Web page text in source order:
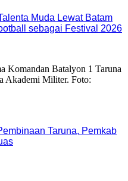
Muda Lewat Batam
sebagai Festival 2026
Taruna, Pemkab